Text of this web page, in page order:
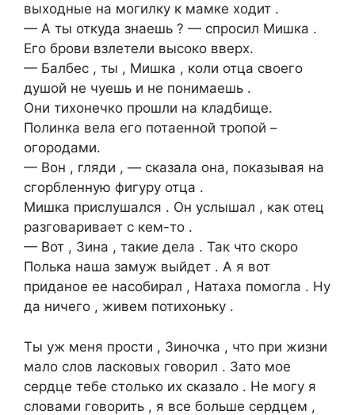
выходные на могилку к мамке ходит .
— А ты откуда знаешь ? — спросил Мишка .
Его брови взлетели высоко вверх.
— Балбес , ты , Мишка , коли отца своего
душой не чуешь и не понимаешь .
Они тихонечко прошли на кладбище.
Полинка вела его потаенной тропой –
огородами.
— Вон , гляди , — сказала она, показывая на
сгорбленную фигуру отца .
Мишка прислушался . Он услышал , как отец
разговаривает с кем-то .
— Вот , Зина , такие дела . Так что скоро
Полька наша замуж выйдет . А я вот
приданое ее насобирал , Натаха помогла . Ну
да ничего , живем потихоньку .
Ты уж меня прости , Зиночка , что при жизни
мало слов ласковых говорил . Зато мое
сердце тебе столько их сказало . Не могу я
словами говорить , я все больше сердцем ,